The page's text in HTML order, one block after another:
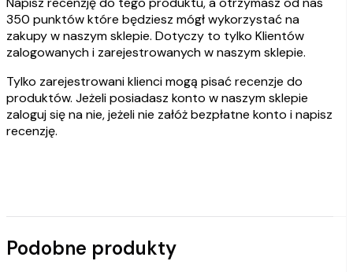
350 punktów które będziesz mógł wykorzystać na
zakupy w naszym sklepie. Dotyczy to tylko Klientów
zalogowanych i zarejestrowanych w naszym sklepie.
Tylko zarejestrowani klienci mogą pisać recenzje do
produktów. Jeżeli posiadasz konto w naszym sklepie
zaloguj się na nie, jeżeli nie załóż bezpłatne konto i napisz
recenzję.
Podobne produkty